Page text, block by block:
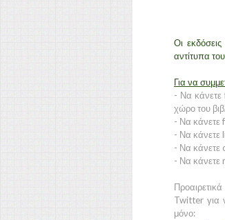
Οι
αντίτυπα
Για να
- Να κάνετε
χώρο του
- Να κάνετε
- Να κάνετε
- Να κάνετε
- Να κάνετε
Twitter για
μόνο: